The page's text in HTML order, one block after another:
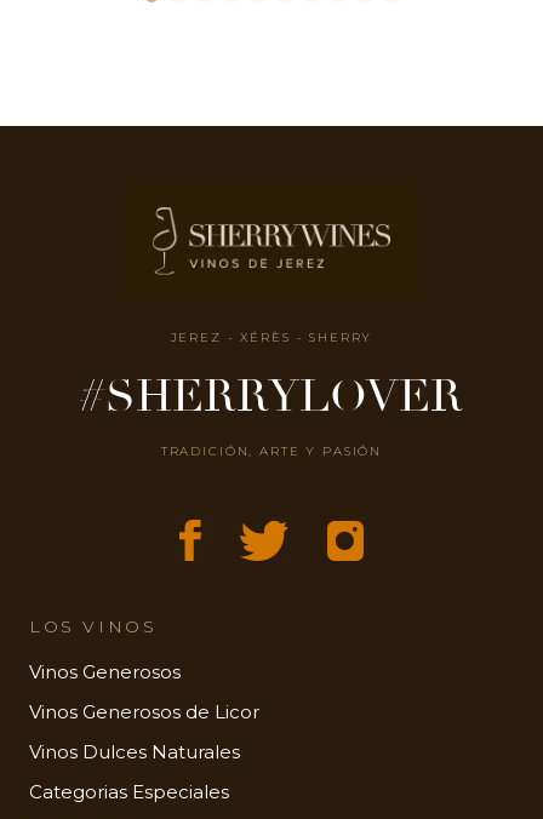
JEREZ - XÉRÈS - SHERRY
#SHERRYLOVER
TRADICIÓN, ARTE Y PASIÓN
LOS VINOS
Vinos Generosos
Vinos Generosos de Licor
Vinos Dulces Naturales
Categorias Especiales